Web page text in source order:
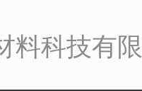
料科技有